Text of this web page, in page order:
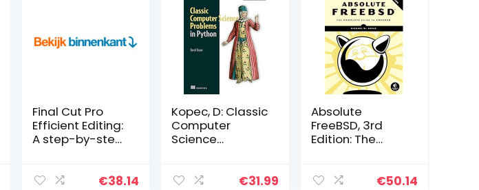
Final Cut Pro
Efficient Editing:
A step-by-step
with FCP 10.5€38.14
Kopec, D: Classic
Computer
Science
Advanced
€31.99
Absolute
FreeBSD, 3rd
Edition: The
€50.14